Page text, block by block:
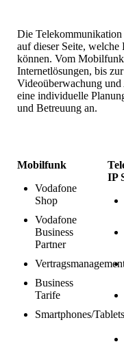
Die Telekommunikation
auf dieser Seite,
können. Vom
Internetlösungen, bis
Videoüberwachung
eine individuelle
und Betreuung an.
Mobilfunk
Vodafone
Shop
Vodafone
Business
Partner
Business
Tarife
Smartphones/Tablets
IP